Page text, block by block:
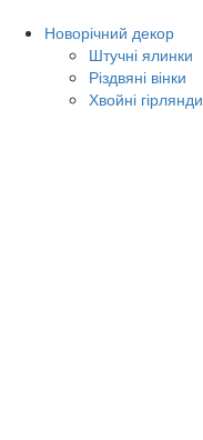
Новорічний декор
Штучні ялинки
Різдвяні вінки
Хвойні гірлянди